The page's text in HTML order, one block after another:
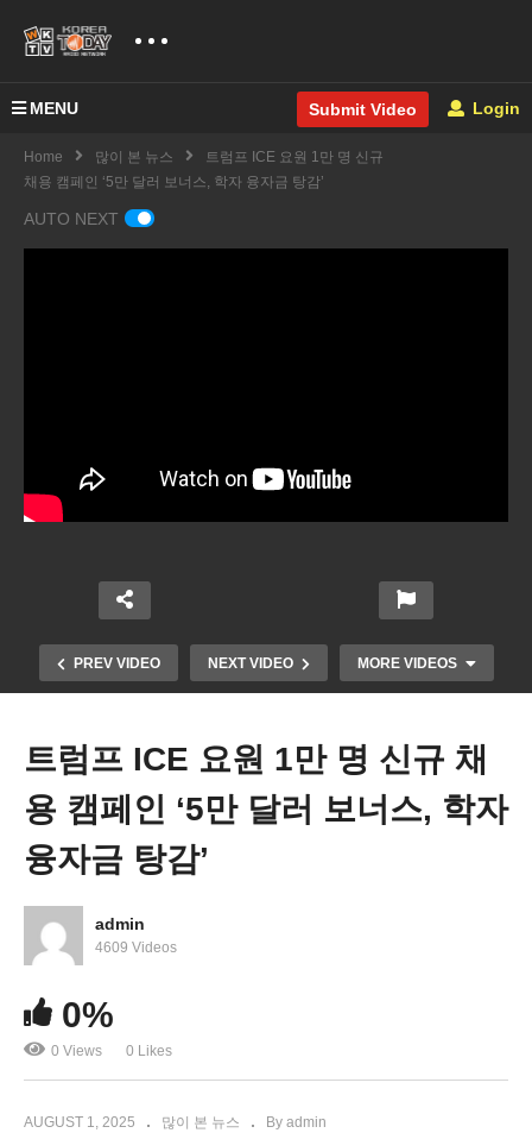
MENU Submit Video Login
Home 많이 본 뉴스
트럼프 ICE 요원 1만 명 신규
채용 캠페인 ‘5만 달러 보너스, 학자 융자금 탕감’
AUTO NEXT
PREV VIDEO NEXT VIDEO MORE VIDEOS
미국 고용시장 이미 석 달 연속 급속 냉각 ‘관세 여파,
이민 단속,연방 해고 3연타’
트럼프 ICE 요원 1만 명 신규 채
용 캠페인 ‘5만 달러 보너스, 학자
융자금 탕감’
admin
4609 Videos
0%
0 Views 0 Likes
AUGUST 1, 2025 많이 본 뉴스 By admin